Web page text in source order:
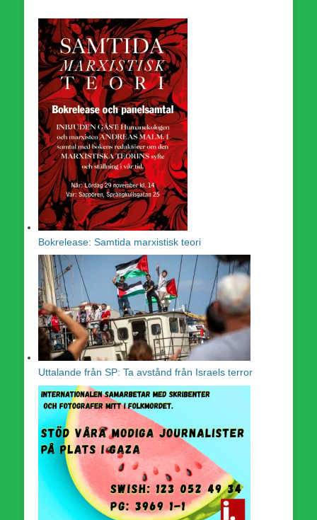
Bokrelease: Samtida marxistisk teori
Uttalande från SP: Ta avstånd från Israels terror